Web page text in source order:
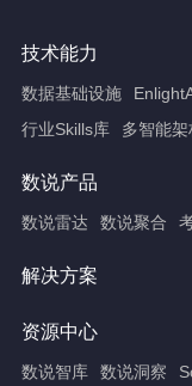
技术能力
数据基础设施
行业Skills库
多智能架
数说产品
数说雷达 数说聚合
解决方案
资源中心
数说智库 数说洞察